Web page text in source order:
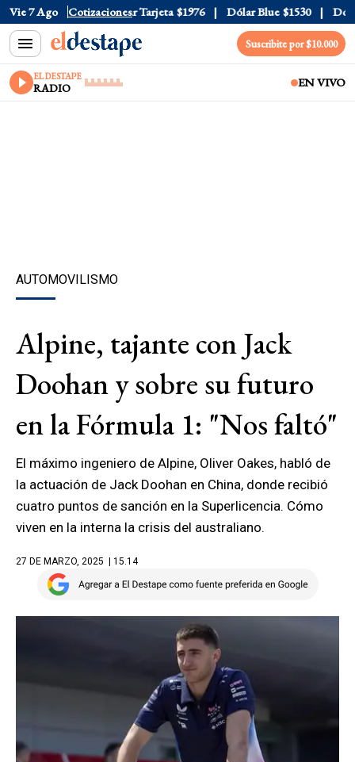
Vie 7 Ago Cotizaciones
Oficial $1520 Dólar Tarjeta $1976 Dólar Blue $1530 Dólar
Suscribite por $10.000
EL DESTAPE
RADIO EN VIVO
AUTOMOVILISMO
Alpine, tajante con Jack
Doohan y sobre su futuro
en la Fórmula 1: "Nos faltó"
El máximo ingeniero de Alpine, Oliver Oakes, habló de
la actuación de Jack Doohan en China, donde recibió
cuatro puntos de sanción en la Superlicencia. Cómo
viven en la interna la crisis del australiano.
27 DE MARZO, 2025 | 15.14